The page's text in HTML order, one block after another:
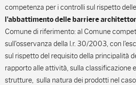
competenza per i controlli sul rispetto
l'abbattimento delle barriere
Comune di riferimento: al Comune
sull'osservanza della l.r. 30/2003, con
sul rispetto del requisito della principalità
rapporto alle attività, sulla classificazione
strutture, sulla natura dei prodotti nel